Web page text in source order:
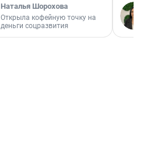
Наталья Шорохова
Открыла кофейную точку на
деньги соцразвития